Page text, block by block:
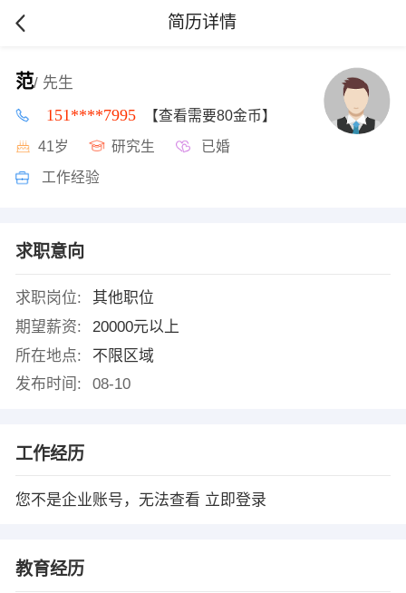
简历详情
范/ 先生
151****7995 【查看需要80金币】
41岁 研究生 已婚
工作经验
求职意向
求职岗位:
其他职位
期望薪资:
20000元以上
所在地点:
不限区域
发布时间:
08-10
工作经历
您不是企业账号，无法查看 立即登录
教育经历